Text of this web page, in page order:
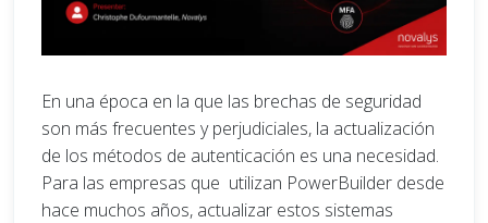
En una época en la que las brechas de seguridad
son más frecuentes y perjudiciales, la actualización
de los métodos de autenticación es una necesidad.
Para las empresas que utilizan PowerBuilder desde
hace muchos años, actualizar estos sistemas